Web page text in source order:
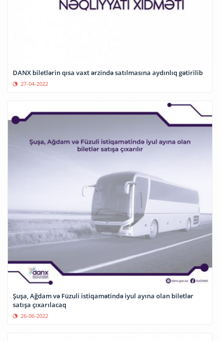
DANX biletlərin qısa vaxt ərzində satılmasına aydınlıq gətirilib
27-04-2022
Şuşa, Ağdam və Füzuli istiqamətində iyul ayına olan biletlər
satışa çıxarılacaq
26-06-2022